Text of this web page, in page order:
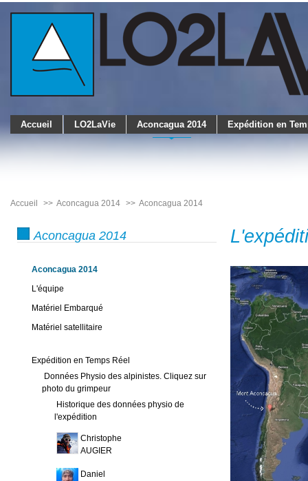
Accueil LO2LaVie Aconcagua 2014 Expédition en
Accueil Aconcagua 2014 Aconcagua 2014
Aconcagua 2014
Aconcagua 2014
L'équipe
Matériel Embarqué
Matériel satellitaire
Expédition en Temps Réel
Données Physio des alpinistes. Cliquez sur
photo du grimpeur
Historique des données physio de
l'expédition
Christophe
AUGIER
Daniel